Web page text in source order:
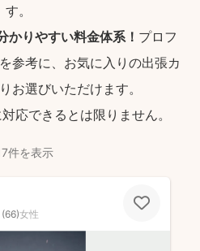
す。
りやすい料金体系！ プロフ
参考に、お気に入りの出張カ
お選びいただけます。
応できるとは限りません。
件を表示
(66)女性